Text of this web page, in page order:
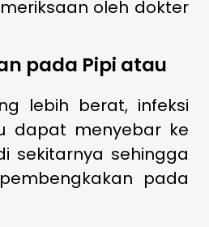
oleh dokter
pada Pipi atau
lebih berat, infeksi
dapat menyebar ke
sekitarnya sehingga
pada